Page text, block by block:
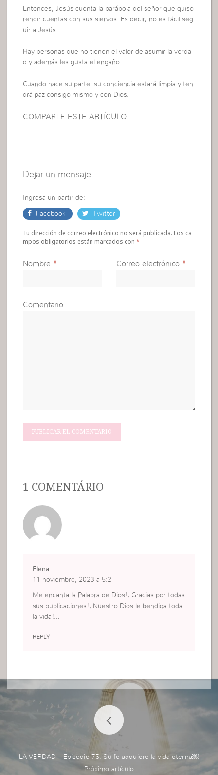
Entonces, Jesús cuenta la parábola del señor que quiso
rendir cuentas con sus siervos. Es decir, no es fácil seg
uir a Jesús.
Hay personas que no tienen el valor de asumir la verda
d y además les gusta el engaño.
Cuando hace su parte, su conciencia estará limpia y ten
drá paz consigo mismo y con Dios.
COMPARTE ESTE ARTÍCULO
Dejar un mensaje
Ingresa un partir de:
Facebook Twitter
Tu dirección de correo electrónico no será publicada. Los ca
mpos obligatorios están marcados con*
Nombre * Correo electrónico *
Comentario
1 COMENTÁRIO
Elena
11 noviembre, 2023 a 5:2
Me encanta la Palabra de Dios!, Gracias por todas
sus publicaciones!, Nuestro Dios le bendiga toda
la vida!…
REPLY
LA VERDAD – Episodio 75: Su fe adquiere la vida eterna￼